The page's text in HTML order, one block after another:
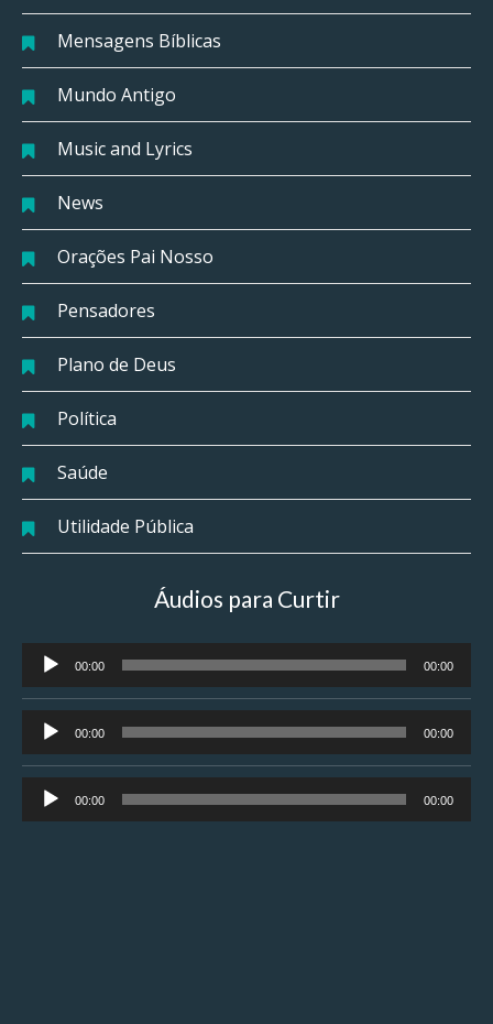
Mensagens Bíblicas
Mundo Antigo
Music and Lyrics
News
Orações Pai Nosso
Pensadores
Plano de Deus
Política
Saúde
Utilidade Pública
Áudios para Curtir
Tocador
de
áudio
00:00 00:00
Tocador
de
áudio
00:00 00:00
Tocador
de
00:00 00:00